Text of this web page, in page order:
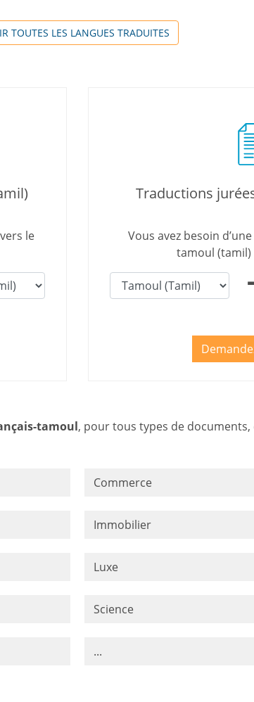
TOUTES LES LANGUES TRADUITES
le
Traductions
Vous avez besoin
tamoul (tamil)
tamoul, pour tous types de documents,
Commerce
Immobilier
Luxe
Science
...